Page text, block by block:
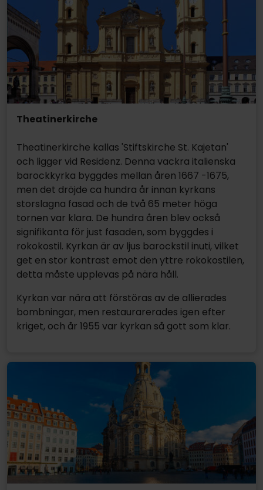
Theatinerkirche
Theatinerkirche kallas 'Stiftskirche St. Kajetan'
och ligger vid Residenz. Denna vackra italienska
barockkyrka byggdes mellan åren 1667 -1675,
men det dröjde ca hundra år innan kyrkans
storslagna fasad och de två 65 meter höga
tornen var klara. De hundra åren blev också
signifikanta för just fasaden, som byggdes i
rokokostil. Kyrkan är av ljus barockstil inuti, vilket
get en stor kontrast emot den yttre rokokostilen,
detta måste upplevas på nära håll.
Kyrkan var nära att förstöras av de allierades
bombningar, men restaurarerades igen efter
kriget, och år 1955 var kyrkan så gott som klar.